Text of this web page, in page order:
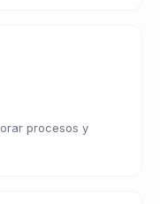
procesos y